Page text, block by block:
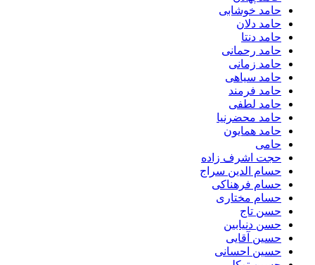
حامد خوشابی
حامد دلان
حامد دنتا
حامد رحمانی
حامد زمانی
حامد سیاهی
حامد فرمند
حامد لطفی
حامد محضرنیا
حامد همایون
حامی
حجت اشرف زاده
حسام الدین سراج
حسام فرهناکی
حسام مختاری
حسن تاج
حسن دنیابین
حسین آقایی
حسین احسانی